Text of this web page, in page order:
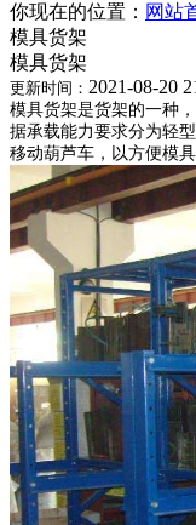
你现在的位置： 网站
模具货架
模具货架
更新时间： 2021-08-20
模具货架是货架的一种
据承载能力要求分为轻
移动葫芦车，以方便模具